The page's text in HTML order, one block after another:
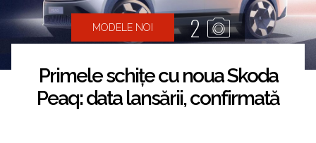
MODELE NOI 2
Primele schițe cu noua Skoda
Peaq: data lansării, confirmată